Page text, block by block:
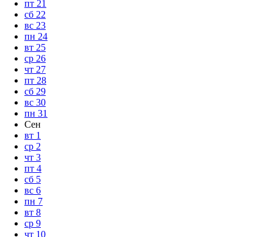
пт 21
сб 22
вс 23
пн 24
вт 25
ср 26
чт 27
пт 28
сб 29
вс 30
пн 31
Сен
вт 1
ср 2
чт 3
пт 4
сб 5
вс 6
пн 7
вт 8
ср 9
чт 10